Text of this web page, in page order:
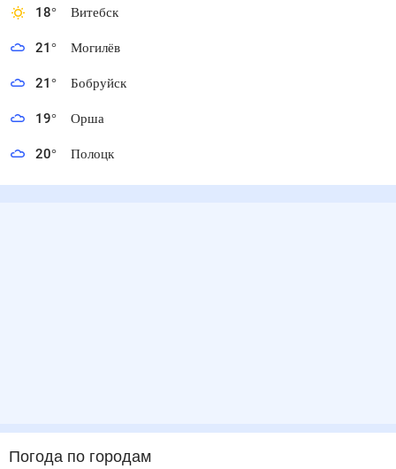
18° Витебск
21° Могилёв
21° Бобруйск
19° Орша
20° Полоцк
Погода по городам